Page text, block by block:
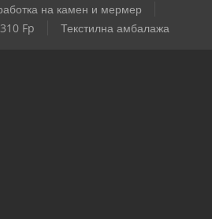
на камен и мермер
Fp
Текстилна амбалажа